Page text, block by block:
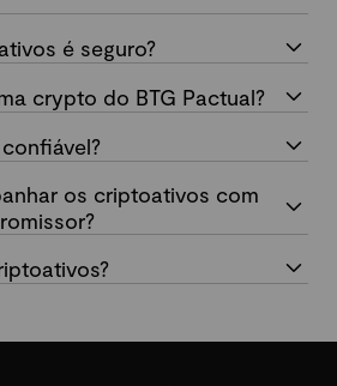
é seguro?
crypto do BTG Pactual?
os criptoativos com